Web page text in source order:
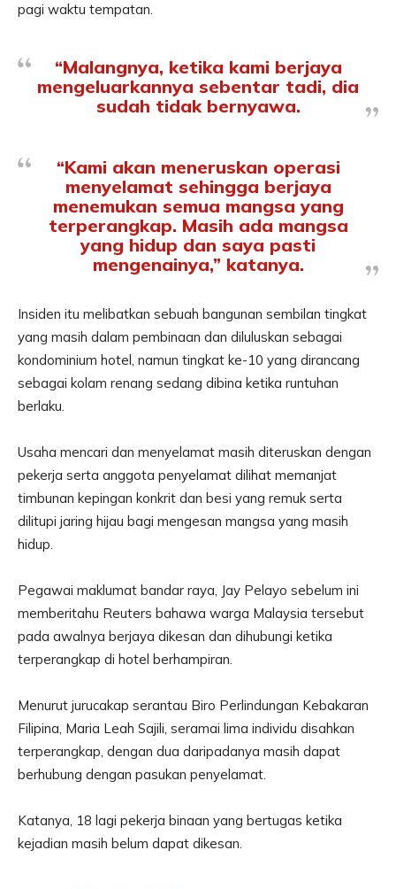
pagi waktu tempatan.
“Malangnya, ketika kami berjaya
mengeluarkannya sebentar tadi, dia
sudah tidak bernyawa.
“Kami akan meneruskan operasi
menyelamat sehingga berjaya
menemukan semua mangsa yang
terperangkap. Masih ada mangsa
yang hidup dan saya pasti
mengenainya,” katanya.
Insiden itu melibatkan sebuah bangunan sembilan tingkat
yang masih dalam pembinaan dan diluluskan sebagai
kondominium hotel, namun tingkat ke-10 yang dirancang
sebagai kolam renang sedang dibina ketika runtuhan
berlaku.
Usaha mencari dan menyelamat masih diteruskan dengan
pekerja serta anggota penyelamat dilihat memanjat
timbunan kepingan konkrit dan besi yang remuk serta
dilitupi jaring hijau bagi mengesan mangsa yang masih
hidup.
Pegawai maklumat bandar raya, Jay Pelayo sebelum ini
memberitahu Reuters bahawa warga Malaysia tersebut
pada awalnya berjaya dikesan dan dihubungi ketika
terperangkap di hotel berhampiran.
Menurut jurucakap serantau Biro Perlindungan Kebakaran
Filipina, Maria Leah Sajili, seramai lima individu disahkan
terperangkap, dengan dua daripadanya masih dapat
berhubung dengan pasukan penyelamat.
Katanya, 18 lagi pekerja binaan yang bertugas ketika
kejadian masih belum dapat dikesan.